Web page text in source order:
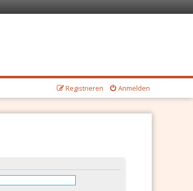
Anmelden
Registrieren